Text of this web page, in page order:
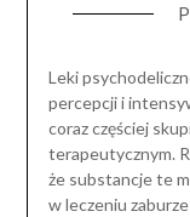
Leki
percepcji i
coraz częściej
terapeutycznym.
że substancje te
w leczeniu